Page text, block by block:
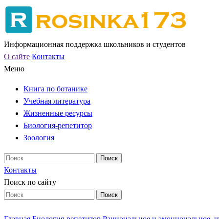
Информационная поддержка школьников и студентов
О сайте Контакты
Меню
Книга по ботанике
Учебная литература
Жизненные ресурсы
Биология-репетитор
Зоология
Контакты
Поиск по сайту